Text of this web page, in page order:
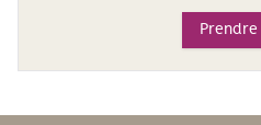
Prendre